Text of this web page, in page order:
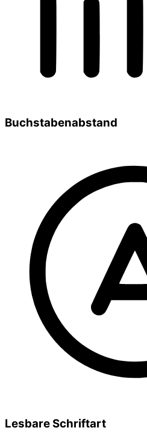
Buchstabenabstand
Lesbare Schriftart